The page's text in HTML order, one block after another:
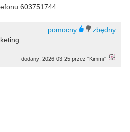
603751744
dodany: 2026-03-25 przez "Kimmi"